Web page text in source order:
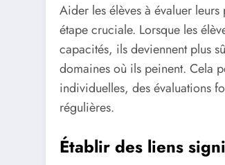
Aider les élèves à évaluer leurs
étape cruciale. Lorsque les
capacités, ils deviennent plus
domaines où ils peinent. Cela
individuelles, des évaluations
régulières.
Établir des liens